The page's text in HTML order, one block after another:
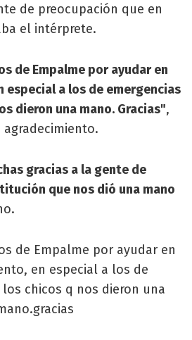
de preocupación que en
el intérprete.
de Empalme por ayudar en
especial a los de emergencias
dieron una mano. Gracias",
gracias a la gente de
que nos dió una mano
de Empalme por ayudar en
en especial a los de
los chicos q nos dieron una